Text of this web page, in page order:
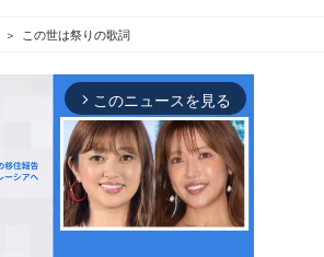
この世は祭りの歌詞
arrow_forward_ios このニュースを見る